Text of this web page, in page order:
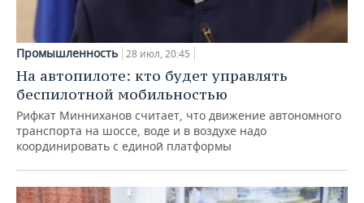
Промышленность 28 июл, 20:45
На автопилоте: кто будет управлять
беспилотной мобильностью
Рифкат Минниханов считает, что движение автономного
транспорта на шоссе, воде и в воздухе надо
координировать с единой платформы